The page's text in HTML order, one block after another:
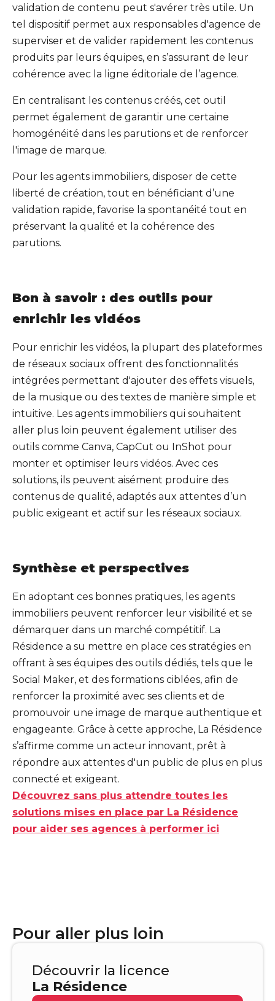
validation de contenu peut s'avérer très utile. Un
tel dispositif permet aux responsables d'agence de
superviser et de valider rapidement les contenus
produits par leurs équipes, en s’assurant de leur
cohérence avec la ligne éditoriale de l’agence.
En centralisant les contenus créés, cet outil
permet également de garantir une certaine
homogénéité dans les parutions et de renforcer
l'image de marque.
Pour les agents immobiliers, disposer de cette
liberté de création, tout en bénéficiant d’une
validation rapide, favorise la spontanéité tout en
préservant la qualité et la cohérence des
parutions.
Bon à savoir : des outils pour
enrichir les vidéos
Pour enrichir les vidéos, la plupart des plateformes
de réseaux sociaux offrent des fonctionnalités
intégrées permettant d'ajouter des effets visuels,
de la musique ou des textes de manière simple et
intuitive. Les agents immobiliers qui souhaitent
aller plus loin peuvent également utiliser des
outils comme Canva, CapCut ou InShot pour
monter et optimiser leurs vidéos. Avec ces
solutions, ils peuvent aisément produire des
contenus de qualité, adaptés aux attentes d’un
public exigeant et actif sur les réseaux sociaux.
Synthèse et perspectives
En adoptant ces bonnes pratiques, les agents
immobiliers peuvent renforcer leur visibilité et se
démarquer dans un marché compétitif. La
Résidence a su mettre en place ces stratégies en
offrant à ses équipes des outils dédiés, tels que le
Social Maker, et des formations ciblées, afin de
renforcer la proximité avec ses clients et de
promouvoir une image de marque authentique et
engageante. Grâce à cette approche, La Résidence
s’affirme comme un acteur innovant, prêt à
répondre aux attentes d'un public de plus en plus
connecté et exigeant.
Découvrez sans plus attendre toutes les
solutions mises en place par La Résidence
pour aider ses agences à performer ici
Pour aller plus loin
Découvrir la licence
La Résidence